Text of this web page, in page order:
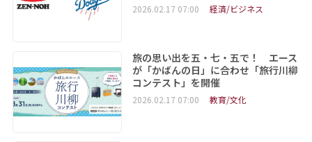
2026.02.17 07:00 経済/ビジネス
旅の思い出を五・七・五で！ エース
が「かばんの日」に合わせ「旅行川柳
コンテスト」を開催
2026.02.17 07:00 教育/文化